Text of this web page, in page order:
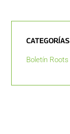
CATEGORÍAS
Boletín Roots